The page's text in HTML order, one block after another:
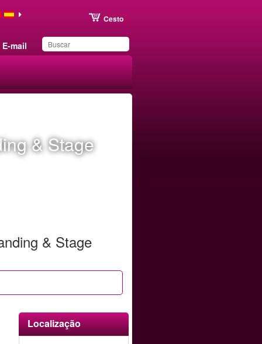
E-mail
Cesto
& Stage
& Stage
Localização